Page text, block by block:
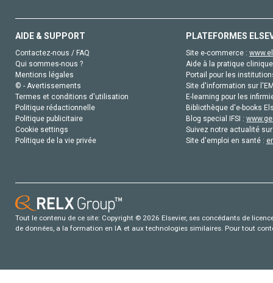
AIDE & SUPPORT
Contactez-nous / FAQ
Qui sommes-nous ?
Mentions légales
© - Avertissements
Termes et conditions d'utilisation
Politique rédactionnelle
Politique publicitaire
Cookie settings
Politique de la vie privée
PLATEFORMES
Site e-commerce :
Aide à la pratique
Portail pour les
Site d'information sur
E-learning pour les
Bibliothèque d'e-books
Blog special IFSI :
Suivez notre actualité
Site d'emploi en santé :
Tout le contenu de ce site: Copyright © 2026 Elsevier, ses concédants de
de données, a la formation en IA et aux technologies similaires. Pour tout